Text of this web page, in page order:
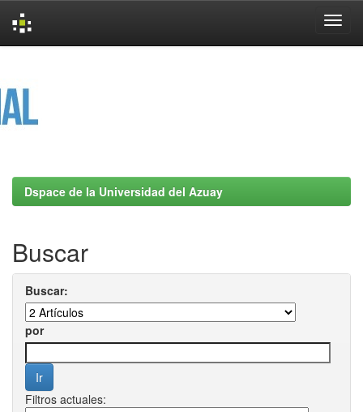
Dspace de la Universidad del Azuay
Buscar
Buscar:
por
Filtros actuales: